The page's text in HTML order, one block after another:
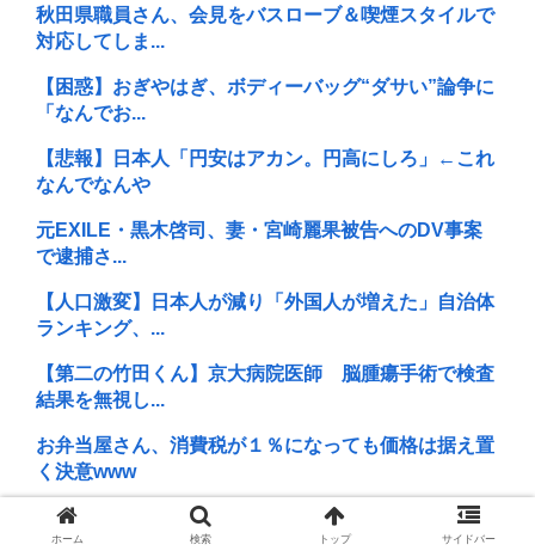
秋田県職員さん、会見をバスローブ＆喫煙スタイルで
対応してしま...
【困惑】おぎやはぎ、ボディーバッグ“ダサい”論争に
「なんでお...
【悲報】日本人「円安はアカン。円高にしろ」←これ
なんでなんや
元EXILE・黒木啓司、妻・宮崎麗果被告へのDV事案
で逮捕さ...
【人口激変】日本人が減り「外国人が増えた」自治体
ランキング、...
【第二の竹田くん】京大病院医師 脳腫瘍手術で検査
結果を無視し...
お弁当屋さん、消費税が１％になっても価格は据え置
く決意www
日教組「同志社国が責めを負うのは当然」(※同志社
国際は全教組...
ホーム 検索 トップ サイドバー